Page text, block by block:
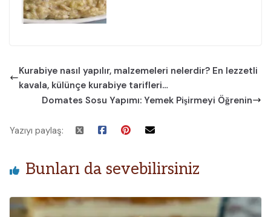
Kurabiye nasıl yapılır, malzemeleri nelerdir? En lezzetli
kavala, külünçe kurabiye tarifleri…
Domates Sosu Yapımı: Yemek Pişirmeyi Öğrenin
Yazıyı paylaş:
Bunları da sevebilirsiniz